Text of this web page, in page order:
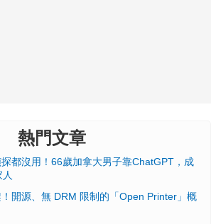
熱門文章
都沒用！66歲加拿大男子靠ChatGPT，成
開源、無 DRM 限制的「Open Printer」概